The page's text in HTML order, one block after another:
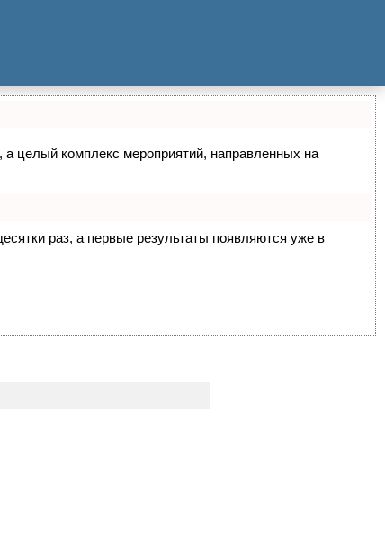
а целый комплекс мероприятий, направленных на
раз, а первые результаты появляются уже в